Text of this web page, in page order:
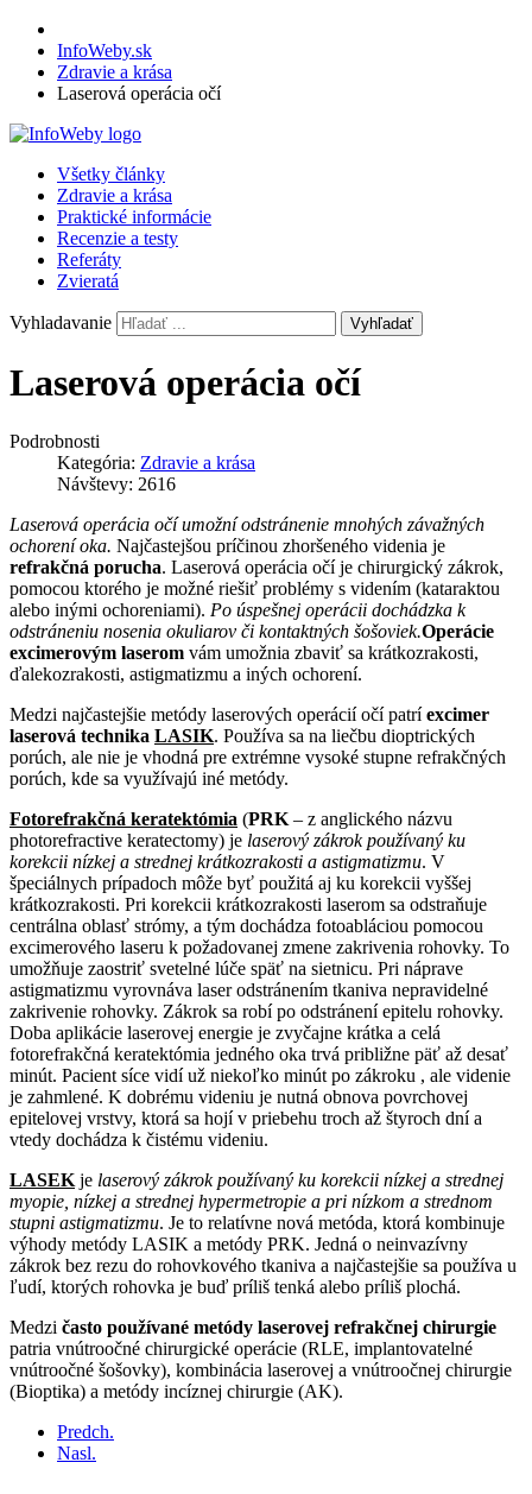
InfoWeby.sk
Zdravie a krása
Laserová operácia očí
Všetky články
Zdravie a krása
Praktické informácie
Recenzie a testy
Referáty
Zvieratá
Vyhladavanie Vyhľadať
Laserová operácia očí
Podrobnosti
Kategória: Zdravie a krása
Návštevy: 2616
Laserová operácia očí umožní odstránenie mnohých závažných
ochorení oka. Najčastejšou príčinou zhoršeného videnia je
refrakčná porucha. Laserová operácia očí je chirurgický zákrok,
pomocou ktorého je možné riešiť problémy s videním (kataraktou
alebo inými ochoreniami). Po úspešnej operácii dochádzka k
odstráneniu nosenia okuliarov či kontaktných šošoviek.Operácie
excimerovým laserom vám umožnia zbaviť sa krátkozrakosti,
ďalekozrakosti, astigmatizmu a iných ochorení.
Medzi najčastejšie metódy laserových operácií očí patríexcimer
laserová technika LASIK. Používa sa na liečbu dioptrických
porúch, ale nie je vhodná pre extrémne vysoké stupne refrakčných
porúch, kde sa využívajú iné metódy.
Fotorefrakčná keratektómia (PRK – z anglického názvu
photorefractive keratectomy) je laserový zákrok používaný ku
korekcii nízkej a strednej krátkozrakosti a astigmatizmu. V
špeciálnych prípadoch môže byť použitá aj ku korekcii vyššej
krátkozrakosti. Pri korekcii krátkozrakosti laserom sa odstraňuje
centrálna oblasť strómy, a tým dochádza fotoabláciou pomocou
excimerového laseru k požadovanej zmene zakrivenia rohovky. To
umožňuje zaostriť svetelné lúče späť na sietnicu. Pri náprave
astigmatizmu vyrovnáva laser odstránením tkaniva nepravidelné
zakrivenie rohovky. Zákrok sa robí po odstránení epitelu rohovky.
Doba aplikácie laserovej energie je zvyčajne krátka a celá
fotorefrakčná keratektómia jedného oka trvá približne päť až desať
minút. Pacient síce vidí už niekoľko minút po zákroku , ale videnie
je zahmlené. K dobrému videniu je nutná obnova povrchovej
epitelovej vrstvy, ktorá sa hojí v priebehu troch až štyroch dní a
vtedy dochádza k čistému videniu.
LASEK je laserový zákrok používaný ku korekcii nízkej a strednej
myopie, nízkej a strednej hypermetropie a pri nízkom a strednom
stupni astigmatizmu. Je to relatívne nová metóda, ktorá kombinuje
výhody metódy LASIK a metódy PRK. Jedná o neinvazívny
zákrok bez rezu do rohovkového tkaniva a najčastejšie sa používa u
ľudí, ktorých rohovka je buď príliš tenká alebo príliš plochá.
Medzi často používané metódy laserovej refrakčnej chirurgie
patria vnútroočné chirurgické operácie (RLE, implantovatelné
vnútroočné šošovky), kombinácia laserovej a vnútroočnej chirurgie
(Bioptika) a metódy incíznej chirurgie (AK).
Predch.
Nasl.